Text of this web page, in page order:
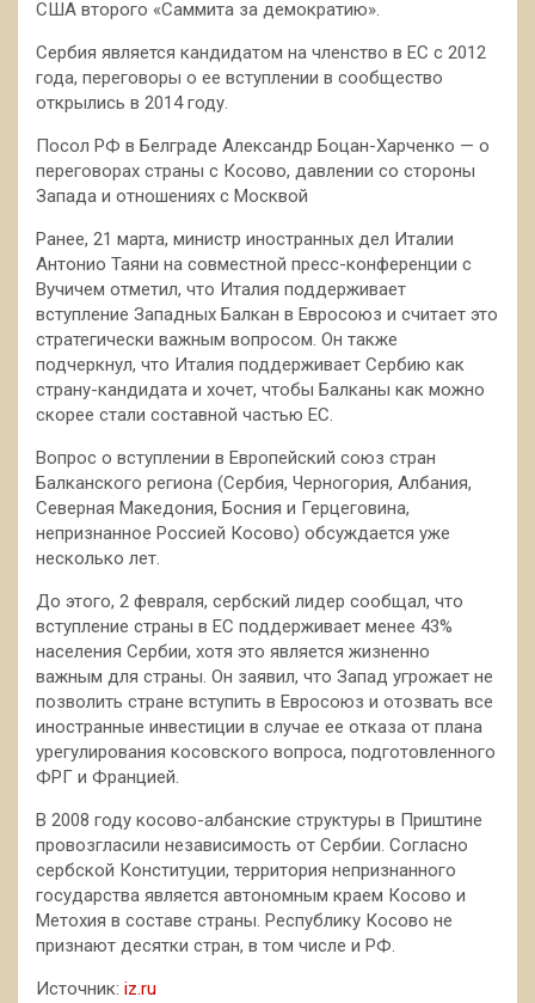
США второго «Саммита за демократию».
Сербия является кандидатом на членство в ЕС с 2012
года, переговоры о ее вступлении в сообщество
открылись в 2014 году.
Посол РФ в Белграде Александр Боцан-Харченко — о
переговорах страны с Косово, давлении со стороны
Запада и отношениях с Москвой
Ранее, 21 марта, министр иностранных дел Италии
Антонио Таяни на совместной пресс-конференции с
Вучичем отметил, что Италия поддерживает
вступление Западных Балкан в Евросоюз и считает это
стратегически важным вопросом. Он также
подчеркнул, что Италия поддерживает Сербию как
страну-кандидата и хочет, чтобы Балканы как можно
скорее стали составной частью ЕС.
Вопрос о вступлении в Европейский союз стран
Балканского региона (Сербия, Черногория, Албания,
Северная Македония, Босния и Герцеговина,
непризнанное Россией Косово) обсуждается уже
несколько лет.
До этого, 2 февраля, сербский лидер сообщал, что
вступление страны в ЕС поддерживает менее 43%
населения Сербии, хотя это является жизненно
важным для страны. Он заявил, что Запад угрожает не
позволить стране вступить в Евросоюз и отозвать все
иностранные инвестиции в случае ее отказа от плана
урегулирования косовского вопроса, подготовленного
ФРГ и Францией.
В 2008 году косово-албанские структуры в Приштине
провозгласили независимость от Сербии. Согласно
сербской Конституции, территория непризнанного
государства является автономным краем Косово и
Метохия в составе страны. Республику Косово не
признают десятки стран, в том числе и РФ.
Источник: iz.ru